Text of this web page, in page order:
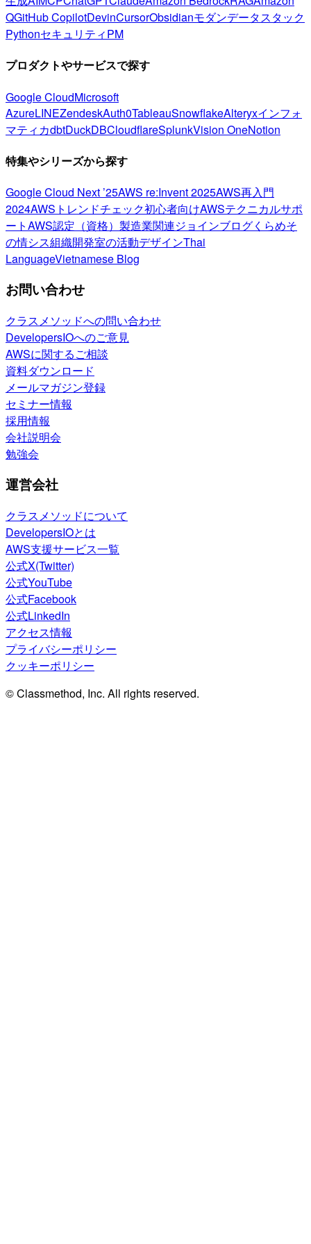
QGitHub CopilotDevinCursorObsidianモダンデータスタック
PythonセキュリティPM
プロダクトやサービスで探す
Google CloudMicrosoft
AzureLINEZendeskAuth0TableauSnowflakeAlteryxインフォ
マティカdbtDuckDBCloudflareSplunkVision OneNotion
特集やシリーズから探す
Google Cloud Next ’25AWS re:Invent 2025AWS再入門
2024AWSトレンドチェック初心者向けAWSテクニカルサポ
ートAWS認定（資格） 製造業関連ジョインブログくらめそ
の情シス組織開発室の活動デザインThai
LanguageVietnamese Blog
お問い合わせ
クラスメソッドへの問い合わせ
DevelopersIOへのご意見
AWSに関するご相談
資料ダウンロード
メールマガジン登録
セミナー情報
採用情報
会社説明会
勉強会
運営会社
クラスメソッドについて
DevelopersIOとは
AWS支援サービス一覧
公式X(Twitter)
公式YouTube
公式Facebook
公式LinkedIn
アクセス情報
プライバシーポリシー
クッキーポリシー
© Classmethod, Inc. All rights reserved.